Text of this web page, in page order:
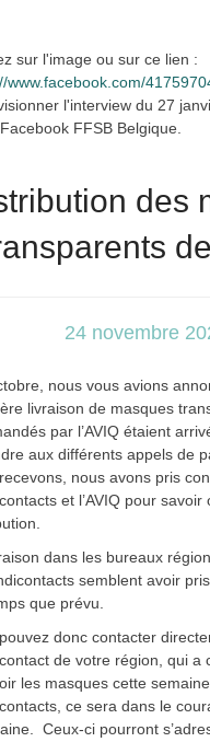
sur l'image ou sur ce lien :
www.facebook.com/
l'interview du 27
FFSB Belgique.
des
24 novembre
nous vous avions
livraison de masques
par l’AVIQ étaient
aux différents appels de
nous avons pris
et l’AVIQ pour savoir
dans les bureaux
semblent avoir
que prévu.
donc contacter
de votre région, qui a
les masques cette
ce sera dans le
Ceux-ci pourront